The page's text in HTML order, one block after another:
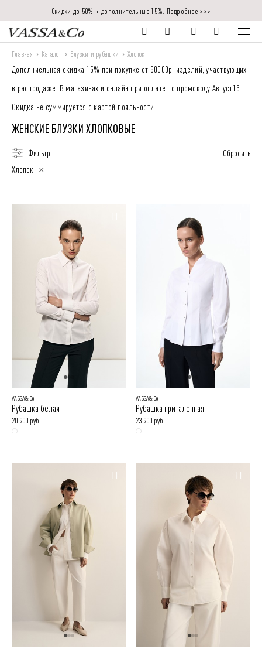
Скидки до 50% + дополнительные 15%. Подробнее >>>
Главная Каталог Блузки и рубашки Хлопок
Дополниельная скидка 15% при покупке от 50000р. изделий, участвующих
в распродаже. В магазинах и онлайн при оплате по промокоду Август15.
Скидка не суммируется с картой лояльности.
ЖЕНСКИЕ БЛУЗКИ ХЛОПКОВЫЕ
Фильтр
Хлопок
Сбросить
VASSA&Co
Рубашка белая
20 900 руб.
VASSA&Co
Рубашка приталенная
23 900 руб.